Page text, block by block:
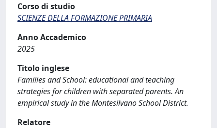
Corso di studio
SCIENZE DELLA FORMAZIONE PRIMARIA
Anno Accademico
2025
Titolo inglese
Families and School: educational and teaching
strategies for children with separated parents. An
empirical study in the Montesilvano School District.
Relatore